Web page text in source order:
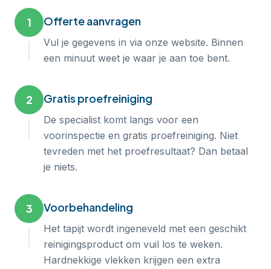
1 Offerte aanvragen
Vul je gegevens in via onze website. Binnen
een minuut weet je waar je aan toe bent.
2 Gratis proefreiniging
De specialist komt langs voor een
voorinspectie en gratis proefreiniging. Niet
tevreden met het proefresultaat? Dan betaal
je niets.
3 Voorbehandeling
Het tapijt wordt ingeneveld met een geschikt
reinigingsproduct om vuil los te weken.
Hardnekkige vlekken krijgen een extra